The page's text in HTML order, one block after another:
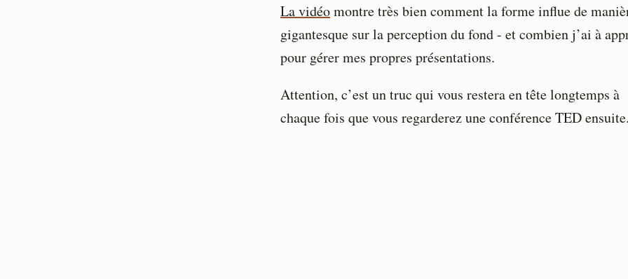
La vidéomontre très bien comment la forme influe de
gigantesque sur la perception du fond - et combien j’ai à
pour gérer mes propres présentations.
Attention, c’est un truc qui vous restera en tête longtemps à
chaque fois que vous regarderez une conférence TED ensuite.